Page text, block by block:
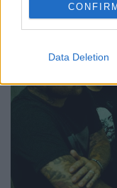
Data Deletion